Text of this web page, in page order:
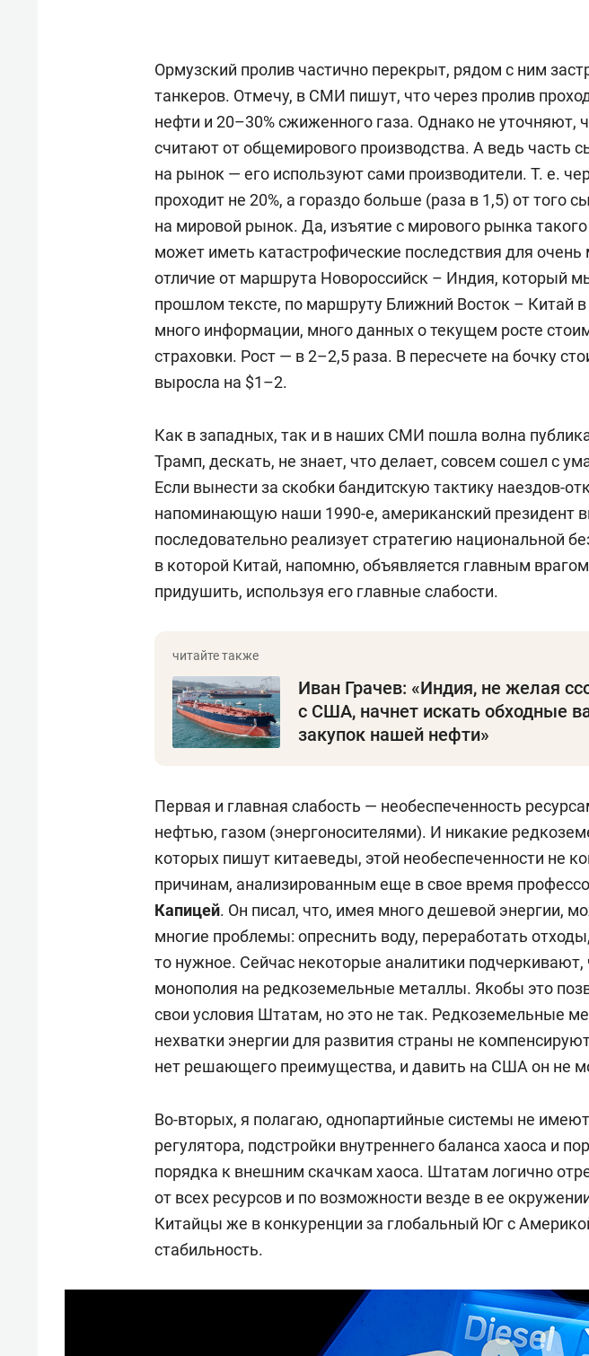
Ормузский пролив частично перекрыт, рядом с ним
танкеров. Отмечу, в СМИ пишут, что через пролив
нефти и 20–30% сжиженного газа. Однако не уточняют,
считают от общемирового производства. А ведь часть
на рынок — его используют сами производители. Т. е.
проходит не 20%, а гораздо больше (раза в 1,5) от того
на мировой рынок. Да, изъятие с мирового рынка
может иметь катастрофические последствия для очень
отличие от маршрута Новороссийск – Индия, который
прошлом тексте, по маршруту Ближний Восток – Китай
много информации, много данных о текущем росте
страховки. Рост — в 2–2,5 раза. В пересчете на бочку
выросла на $1–2.
Как в западных, так и в наших СМИ пошла волна
Трамп, дескать, не знает, что делает, совсем сошел с
Если вынести за скобки бандитскую тактику наездов-
напоминающую наши 1990-е, американский президент
последовательно реализует стратегию национальной
в которой Китай, напомню, объявляется главным
придушить, используя его главные слабости.
Иван Грачев: «Индия, не желая
с США, начнет искать обходные
закупок нашей нефти»
Первая и главная слабость — необеспеченность
нефтью, газом (энергоносителями). И никакие
которых пишут китаеведы, этой необеспеченности не
причинам, анализированным еще в свое время
Капицей. Он писал, что, имея много дешевой энергии,
многие проблемы: опреснить воду, переработать
то нужное. Сейчас некоторые аналитики подчеркивают,
монополия на редкоземельные металлы. Якобы это
свои условия Штатам, но это не так. Редкоземельные
нехватки энергии для развития страны не
нет решающего преимущества, и давить на США он не
Во-вторых, я полагаю, однопартийные системы не
регулятора, подстройки внутреннего баланса хаоса и
порядка к внешним скачкам хаоса. Штатам логично
от всех ресурсов и по возможности везде в ее
Китайцы же в конкуренции за глобальный Юг с
стабильность.